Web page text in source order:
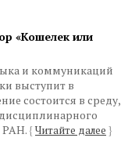
«Кошелек или
и коммуникаций
выступит в
состоится в среду,
РАН. { Читайте далее }